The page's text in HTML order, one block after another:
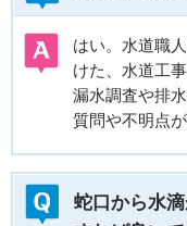
はい。水道職
けた、水道工
漏水調査や排
質問や不明点
蛇口から水